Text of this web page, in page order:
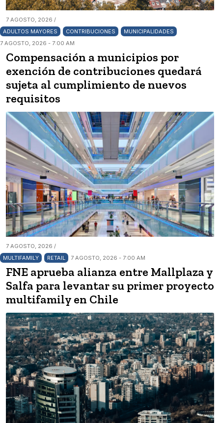
7 AGOSTO, 2026 /
ADULTOS MAYORES
CONTRIBUCIONES
MUNICIPALIDADES
7 AGOSTO, 2026 - 7:00 AM
Compensación a municipios por
exención de contribuciones quedará
sujeta al cumplimiento de nuevos
requisitos
7 AGOSTO, 2026 /
MULTIFAMILY
RETAIL 7 AGOSTO, 2026 - 7:00 AM
FNE aprueba alianza entre Mallplaza y
Salfa para levantar su primer proyecto
multifamily en Chile